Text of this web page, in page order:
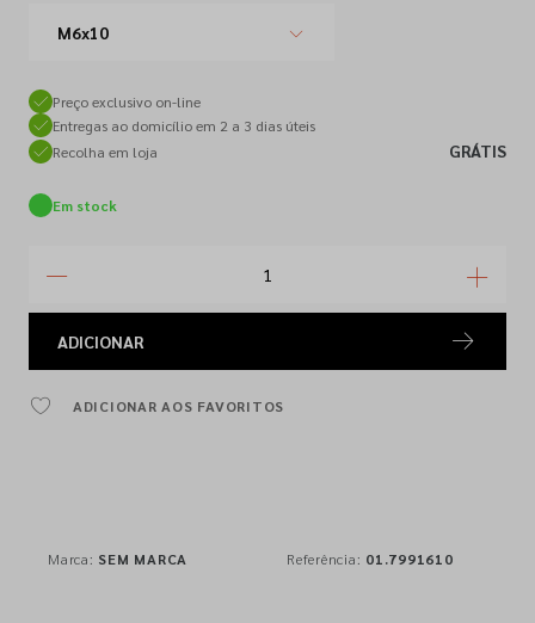
M6x10
Preço exclusivo on-line
Entregas ao domicílio em 2 a 3 dias úteis
Recolha em loja
GRÁTIS
Em stock
ADICIONAR
ADICIONAR AOS FAVORITOS
Marca: SEM MARCA Referência: 01.7991610